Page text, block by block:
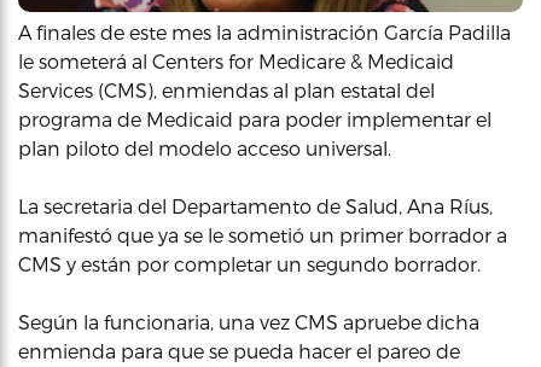
A finales de este mes la administración García Padilla
le someterá al Centers for Medicare & Medicaid
Services (CMS), enmiendas al plan estatal del
programa de Medicaid para poder implementar el
plan piloto del modelo acceso universal.
La secretaria del Departamento de Salud, Ana Ríus,
manifestó que ya se le sometió un primer borrador a
CMS y están por completar un segundo borrador.
Según la funcionaria, una vez CMS apruebe dicha
enmienda para que se pueda hacer el pareo de